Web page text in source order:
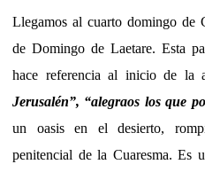
Llegamos al cuarto domingo de
de Domingo de Laetare. Esta
hace referencia al inicio de la
Jerusalén”, “alegraos los que
un oasis en el desierto,
penitencial de la Cuaresma. Es